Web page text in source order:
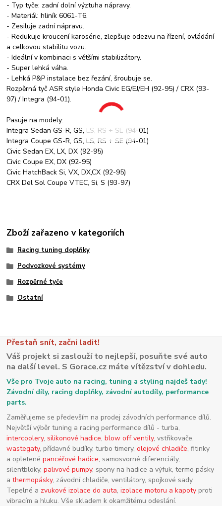
- Typ tyče: zadní dolní výztuha nápravy.
- Materiál: hliník 6061-T6.
- Zesiluje zadní nápravu.
- Redukuje kroucení karosérie, zlepšuje odezvu na řízení, ovládání
a celkovou stabilitu vozu.
- Ideální v kombinaci s většími stabilizátory.
- Super lehká váha.
- Lehká P&P instalace bez řezání, šroubuje se.
Rozpěrná tyč ASR style Honda Civic EG/EJ/EH (92-95) / CRX (93-
97) / Integra (94-01).
Pasuje na modely:
Integra Sedan GS-R, GS, LS, RS + SE (94-01)
Integra Coupe GS-R, GS, LS, RS + SE (94-01)
Civic Sedan EX, LX, DX (92-95)
Civic Coupe EX, DX (92-95)
Civic HatchBack Si, VX, DX,CX (92-95)
CRX Del Sol Coupe VTEC, Si, S (93-97)
Zboží zařazeno v kategoriích
Racing tuning doplňky
Podvozkové systémy
Rozpěrné tyče
Ostatní
Přestaň snít, začni ladit!
Váš projekt si zaslouží to nejlepší, posuňte své auto
na další level. S Gorace.cz máte vítězství v dohledu.
Vše pro Tvoje auto na racing, tuning a styling najdeš tady!
Závodní díly, racing doplňky, závodní autodíly, performance
parts.
Zaměřujeme se především na prodej závodních performance dílů.
Největší výběr tuning a racing performance dílů - turba,
intercoolery,silikonové hadice,blow off ventily, vstřikovače,
wastegaty, přídavné budíky, turbo timery,olejové chladiče, fitinky
a opletenépancéřové hadice, samosvorné diferenciály,
silentbloky,palivové pumpy, spony na hadice a výfuk, termo pásky
athermopásky, závodní chladiče, ventilátory, spojkové sady.
Tepelné a zvukové izolace do auta,izolace motoru a kapoty proti
vibracím a hluku. Vše skladem k okamžitému odeslání.